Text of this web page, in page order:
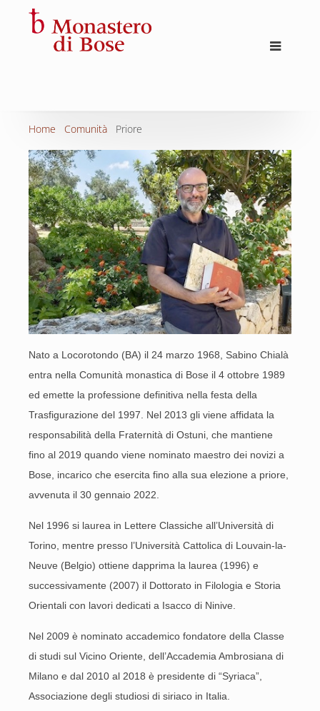
Home Comunità Priore
Nato a Locorotondo (BA) il 24 marzo 1968, Sabino Chialà
entra nella Comunità monastica di Bose il 4 ottobre 1989
ed emette la professione definitiva nella festa della
Trasfigurazione del 1997. Nel 2013 gli viene affidata la
responsabilità della Fraternità di Ostuni, che mantiene
fino al 2019 quando viene nominato maestro dei novizi a
Bose, incarico che esercita fino alla sua elezione a priore,
avvenuta il 30 gennaio 2022.
Nel 1996 si laurea in Lettere Classiche all’Università di
Torino, mentre presso l’Università Cattolica di Louvain-la-
Neuve (Belgio) ottiene dapprima la laurea (1996) e
successivamente (2007) il Dottorato in Filologia e Storia
Orientali con lavori dedicati a Isacco di Ninive.
Nel 2009 è nominato accademico fondatore della Classe
di studi sul Vicino Oriente, dell’Accademia Ambrosiana di
Milano e dal 2010 al 2018 è presidente di “Syriaca”,
Associazione degli studiosi di siriaco in Italia.